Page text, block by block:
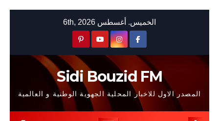
الخميس. أغسطس 6th, 2026
Sidi Bouzid FM
المصدر الاول للاخبار المحلية الجهوية الوطنية و العالمية